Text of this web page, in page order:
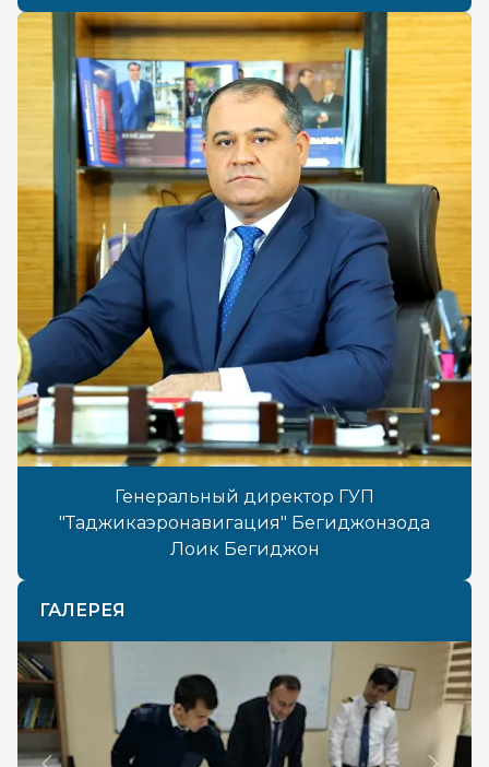
Генеральный директор ГУП
"Таджикаэронавигация" Бегиджонзода
Лоик Бегиджон
ГАЛЕРЕЯ